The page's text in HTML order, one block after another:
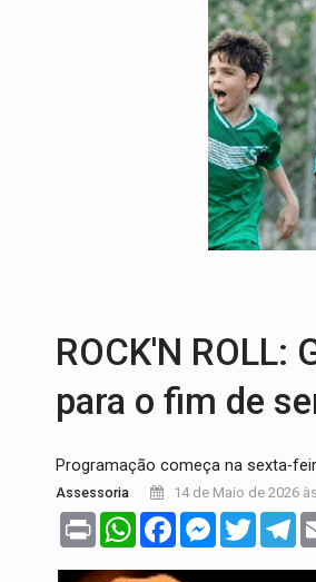
SAÚDE
ECONOMIA:Dia
DIA DOS PAIS:
VÍDEO:
MEGA SENA:
Publicação Legal:
ROCK'N
para o fim de
Programação começa na sexta-
Assessoria 14 de Maio de 2026
Print WhatsAppFacebookMessenger
Twitter